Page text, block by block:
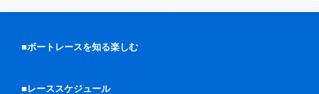
■ボートレースを知る楽しむ
■レーススケジュール